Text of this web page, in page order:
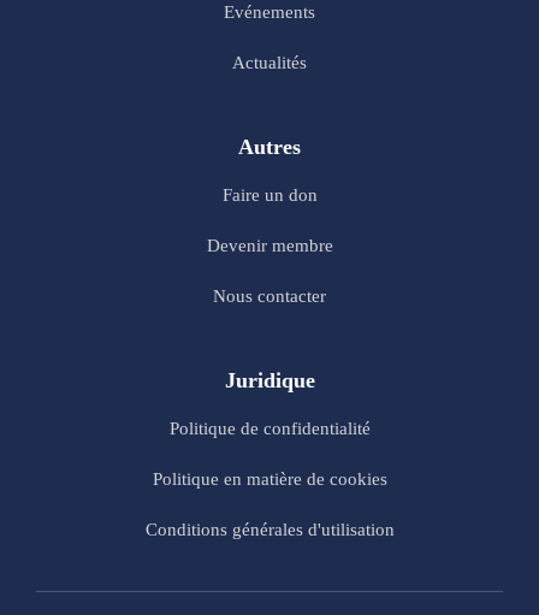
Evénements
Actualités
Autres
Faire un don
Devenir membre
Nous contacter
Juridique
Politique de confidentialité
Politique en matière de cookies
Conditions générales d'utilisation